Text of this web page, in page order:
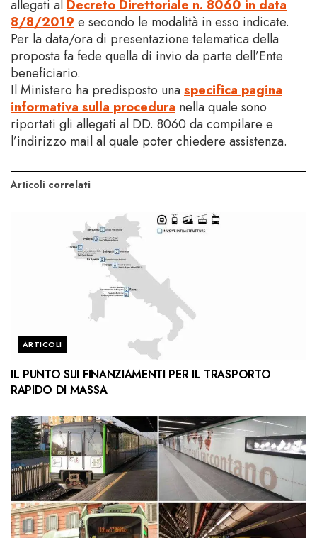
allegati alDecreto Direttoriale n. 8060 in data
8/8/2019e secondo le modalità in esso indicate.
Per la data/ora di presentazione telematica della
proposta fa fede quella di invio da parte dell’Ente
beneficiario.
Il Ministero ha predisposto unaspecifica pagina
informativa sulla procedura nella quale sono
riportati gli allegati al DD. 8060 da compilare e
l’indirizzo mail al quale poter chiedere assistenza.
Articoli correlati
ARTICOLI
IL PUNTO SUI FINANZIAMENTI PER IL TRASPORTO
RAPIDO DI MASSA